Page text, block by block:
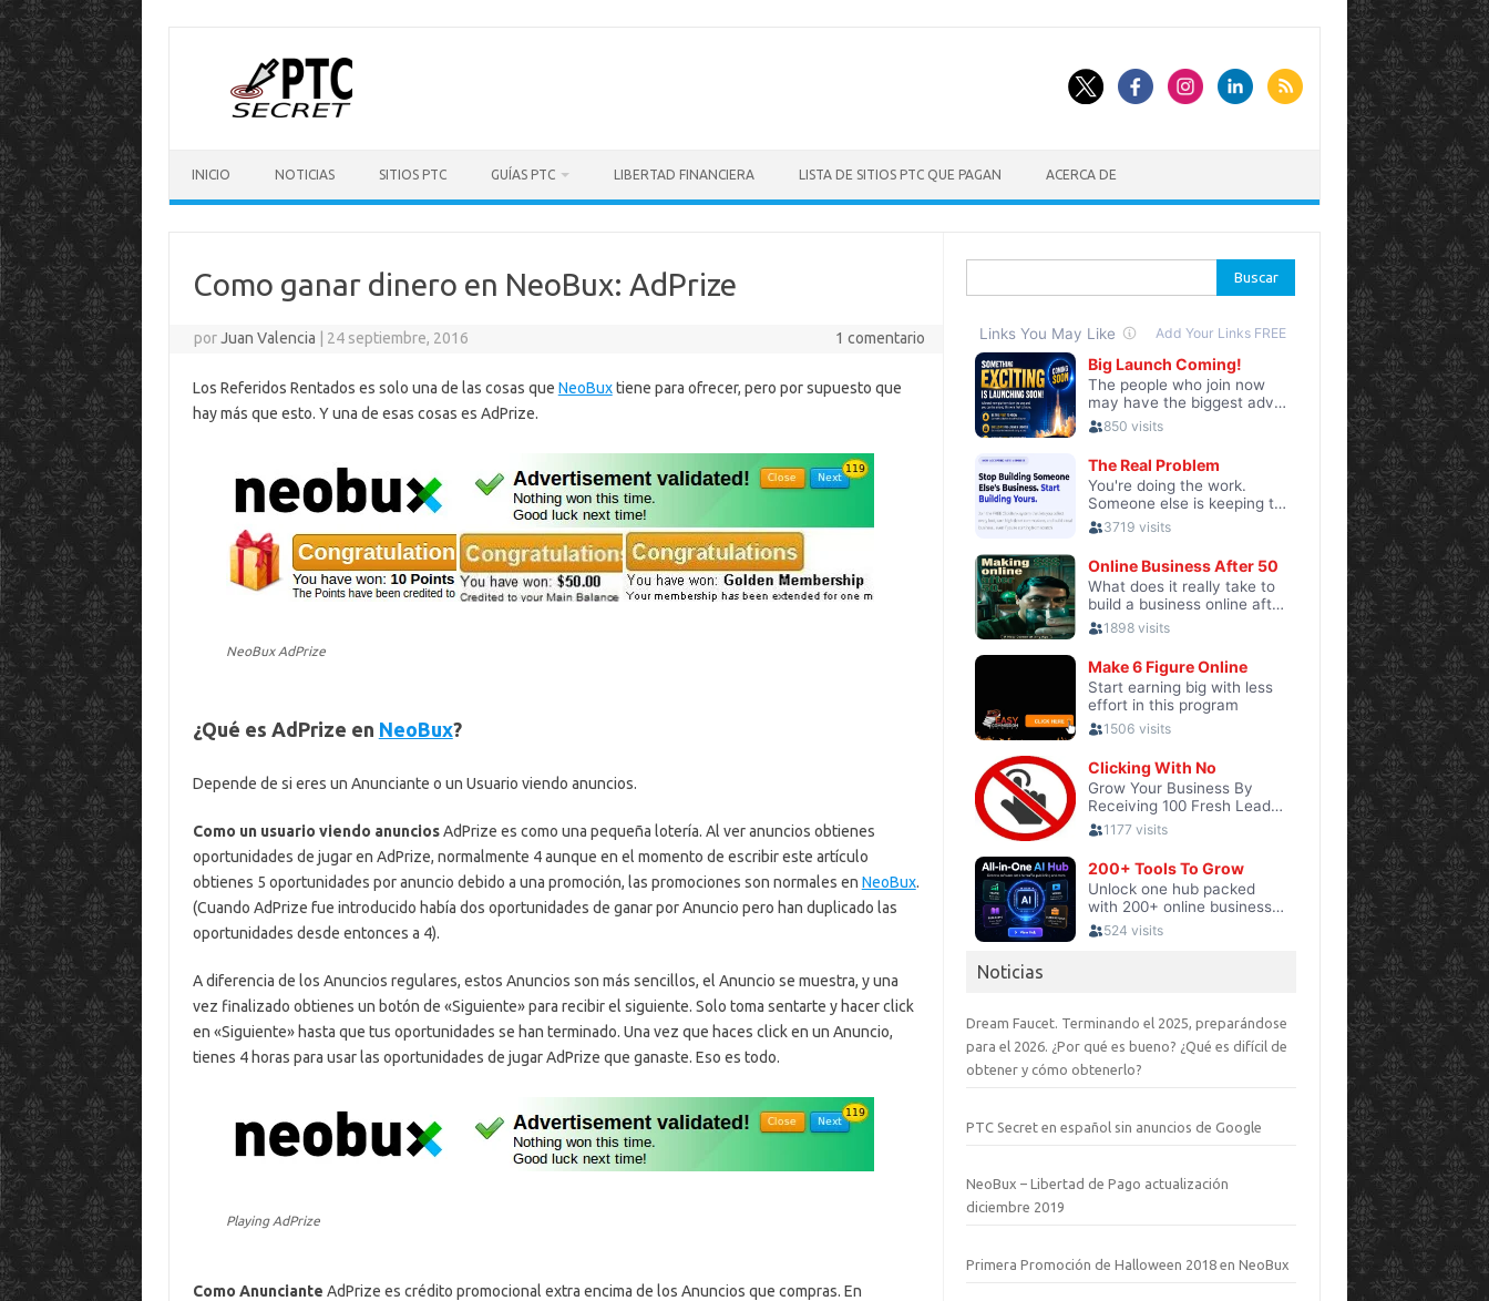
INICIO NOTICIAS SITIOS PTC GUÍAS PTC LIBERTAD FINANCIERA LISTA DE SITIOS PTC QUE PAGAN ACERCA DE
Como ganar dinero en NeoBux: AdPrize
porJuan Valencia 24 septiembre, 2016 1 comentario
Los Referidos Rentados es solo una de las cosas que NeoBuxtiene para ofrecer, pero por supuesto que
hay más que esto. Y una de esas cosas es AdPrize.
NeoBux AdPrize
¿Qué es AdPrize en NeoBux?
Depende de si eres un Anunciante o un Usuario viendo anuncios.
Como un usuario viendo anunciosAdPrize es como una pequeña lotería. Al ver anuncios obtienes
oportunidades de jugar en AdPrize, normalmente 4 aunque en el momento de escribir este artículo
obtienes 5 oportunidades por anuncio debido a una promoción, las promociones son normales en NeoBux.
(Cuando AdPrize fue introducido había dos oportunidades de ganar por Anuncio pero han duplicado las
oportunidades desde entonces a 4).
A diferencia de los Anuncios regulares, estos Anuncios son más sencillos, el Anuncio se muestra, y una
vez finalizado obtienes un botón de «Siguiente» para recibir el siguiente. Solo toma sentarte y hacer click
en «Siguiente» hasta que tus oportunidades se han terminado. Una vez que haces click en un Anuncio,
tienes 4 horas para usar las oportunidades de jugar AdPrize que ganaste. Eso es todo.
Playing AdPrize
Como Anunciante AdPrize es crédito promocional extra encima de los Anuncios que compras. En
Noticias
Dream Faucet. Terminando el 2025, preparándose
para el 2026. ¿Por qué es bueno? ¿Qué es difícil de
obtener y cómo obtenerlo?
PTC Secret en español sin anuncios de Google
NeoBux – Libertad de Pago actualización
diciembre 2019
Primera Promoción de Halloween 2018 en NeoBux